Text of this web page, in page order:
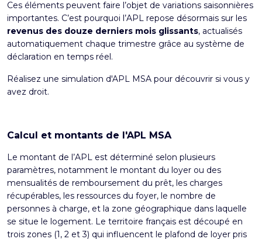
Ces éléments peuvent faire l’objet de variations saisonnières
importantes. C’est pourquoi l’APL repose désormais sur les
revenus des douze derniers mois glissants, actualisés
automatiquement chaque trimestre grâce au système de
déclaration en temps réel.
Réalisez une simulation d'APL MSA pour découvrir si vous y
avez droit.
Calcul et montants de l'APL MSA
Le montant de l’APL est déterminé selon plusieurs
paramètres, notamment le montant du loyer ou des
mensualités de remboursement du prêt, les charges
récupérables, les ressources du foyer, le nombre de
personnes à charge, et la zone géographique dans laquelle
se situe le logement. Le territoire français est découpé en
trois zones (1, 2 et 3) qui influencent le plafond de loyer pris